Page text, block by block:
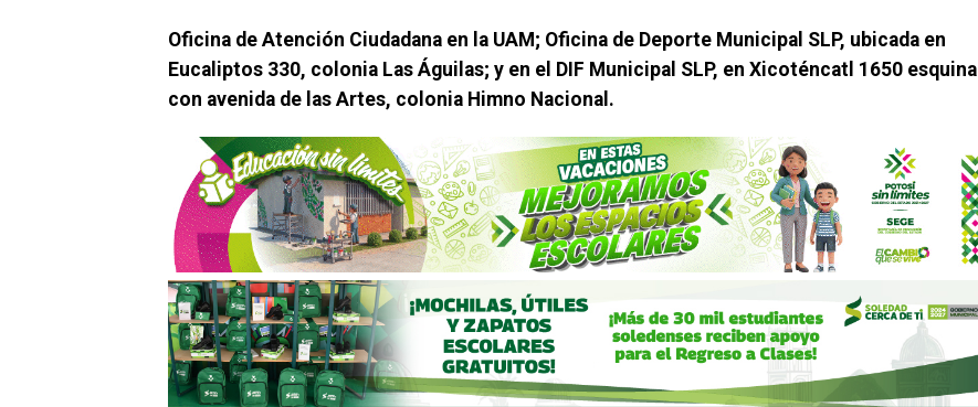
Oficina de Atención Ciudadana en la UAM; Oficina de Deporte Municipal SLP, ubicada en
Eucaliptos 330, colonia Las Águilas; y en el DIF Municipal SLP, en Xicoténcatl 1650 esquina
con avenida de las Artes, colonia Himno Nacional.